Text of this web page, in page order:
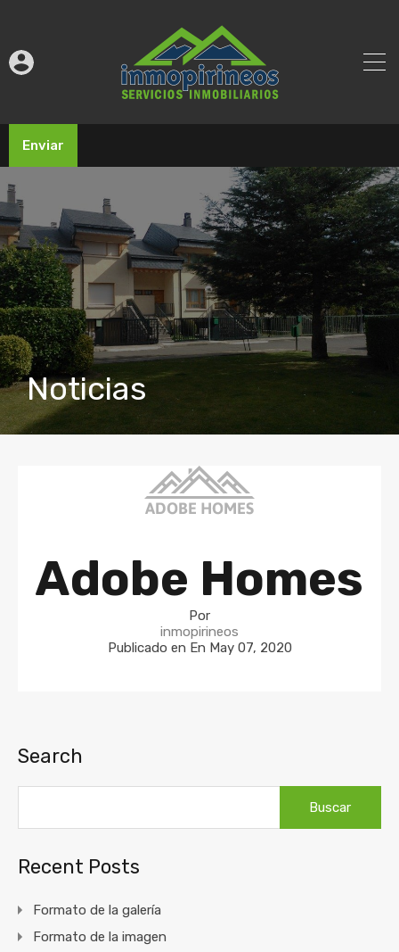
Enviar
Noticias
Adobe Homes
Por
inmopirineos
Publicado en En May 07, 2020
Search
Recent Posts
Formato de la galería
Formato de la imagen